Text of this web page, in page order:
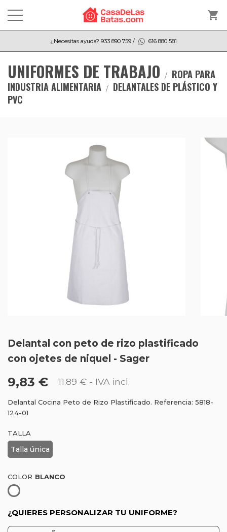
shopping_cart
¿Necesitas ayuda? 933 890 759 / 616 880 581
UNIFORMES DE TRABAJO
ROPA PARA
INDUSTRIA ALIMENTARIA
DELANTALES DE PLÁSTICO Y
PVC
Delantal con peto de rizo plastificado
con ojetes de niquel - Sager
9,83 € 11.89 € - IVA incl.
Delantal Cocina Peto de Rizo Plastificado. Referencia: 5818-
124-01
TALLA
Talla única
COLOR
Blanco
¿QUIERES PERSONALIZAR TU UNIFORME?